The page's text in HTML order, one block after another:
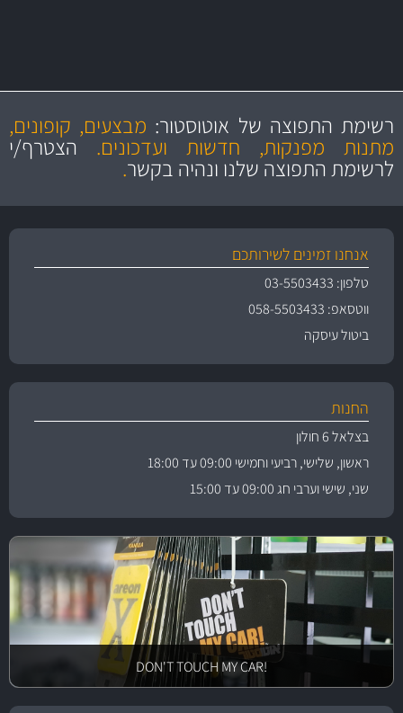
מקצועיות
ושירות מצויין
מחירים
הוגנים
והיצע מוצרים איכותירשימת התפוצה של אוטוסטור: מבצעים, קופונים,
מתנות מפנקות, חדשות ועדכונים. הצטרף/י
לרשימת התפוצה שלנו ונהיה בקשר.
אנחנו זמינים לשירותכם
טלפון: 03-5503433
ווטסאפ: 058-5503433
ביטול עיסקה
החנות
בצלאל 6 חולון
ראשון, שלישי, רביעי וחמישי 09:00 עד 18:00
שני, שישי וערבי חג 09:00 עד 15:00
!DON'T TOUCH MY CAR